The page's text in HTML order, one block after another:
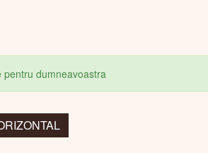
pentru dumneavoastra